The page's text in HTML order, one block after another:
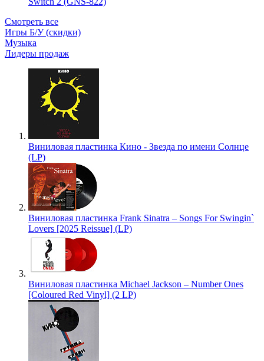
Смотреть все
Игры Б/У (скидки)
Музыка
Лидеры продаж
Виниловая пластинка Кино - Звезда по имени Солнце
(LP)
Виниловая пластинка Frank Sinatra – Songs For Swingin`
Lovers [2025 Reissue] (LP)
Виниловая пластинка Michael Jackson – Number Ones
[Coloured Red Vinyl] (2 LP)